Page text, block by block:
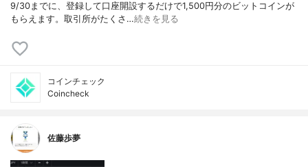
9/30までに、登録して口座開設するだけで1,500円分のビットコインが
もらえます。取引所がたくさ…続きを見る
コインチェック
Coincheck
佐藤歩夢